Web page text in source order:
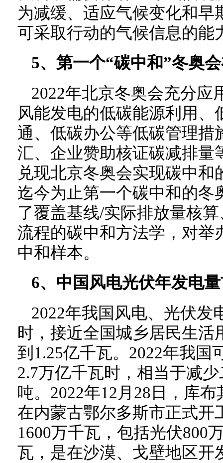
为减缓、适应气候变化和早
可采取行动的气候信息的能
5、第一个“碳中和”冬奥
2022年北京冬奥会充分应
风能发电的低碳能源利用、
通、低碳办公等低碳管理措
汇、企业赞助核证碳减排量
兑现北京冬奥会实现碳中
迄今为止第一个碳中和的冬
了覆盖基线/实际排放量核
流程的碳中和方法学，对举
中和样本。
6、中国风电光伏年发电
2022年我国风电、光伏发
时，接近全国城乡居民生活
到1.25亿千瓦。2022年我国
2.7万亿千瓦时，相当于减
吨。2022年12月28日，库
在内蒙古鄂尔多斯市正式开
1600万千瓦，包括光伏800
瓦，是在沙漠、戈壁地区开